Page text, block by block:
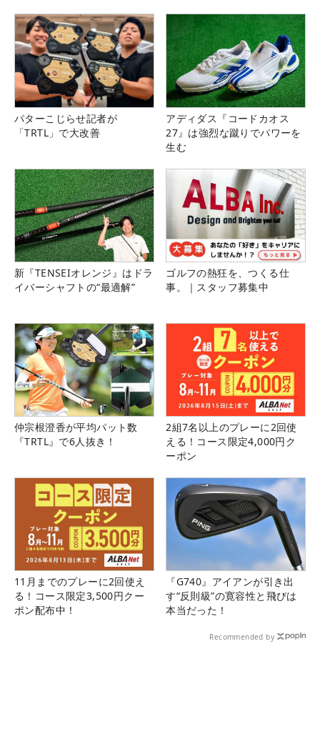
パターこじらせ記者が
「TRTL」で大改善
アディダス『コードカオス
27』は強烈な蹴りでパワーを
生む
新『TENSEIオレンジ』はドラ
イバーシャフトの“最適解”
ゴルフの熱狂を、つくる仕
事。｜スタッフ募集中
仲宗根澄香が平均パット数
『TRTL』で6人抜き！
2組7名以上のプレーに2回使
える！コース限定4,000円ク
ーポン
11月までのプレーに2回使え
る！コース限定3,500円クー
ポン配布中！
『G740』アイアンが引き出
す“反則級”の寛容性と飛びは
本当だった！
Recommended by